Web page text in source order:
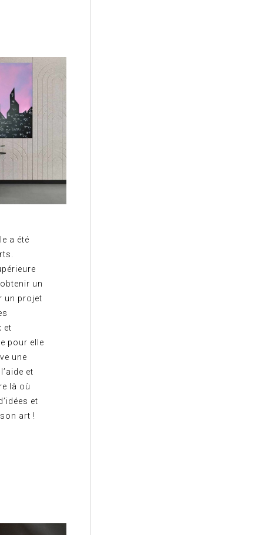
a été
un
un projet
et
pour elle
une
et
là où
et
art !